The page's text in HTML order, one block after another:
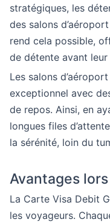
stratégiques, les
des salons
rend cela possible,
de détente avant leur
Les salons
exceptionnel avec
de repos. Ainsi, en
longues files
la sérénité, loin du
Avantages
La Carte Visa Debit
les voyageurs.